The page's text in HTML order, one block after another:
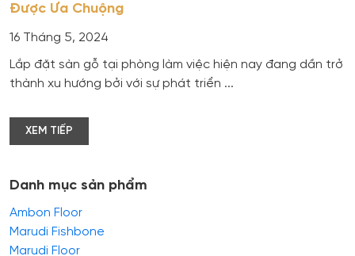
Được Ưa Chuộng
16 Tháng 5, 2024
Lắp đặt sàn gỗ tại phòng làm việc hiện nay đang dần trở
thành xu hướng bởi với sự phát triển ...
XEM TIẾP
Danh mục sản phẩm
Ambon Floor
Marudi Fishbone
Marudi Floor